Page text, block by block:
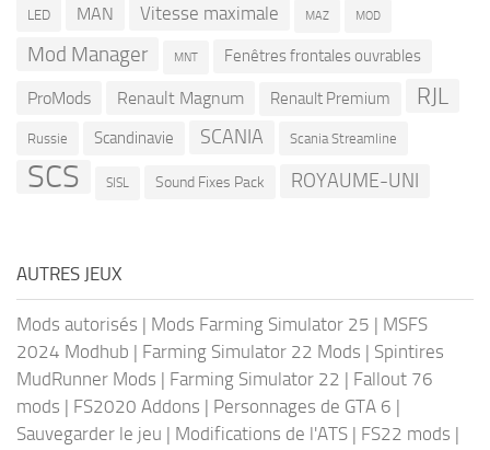
LED MAN Vitesse maximale MAZ MOD
Mod Manager MNT Fenêtres frontales ouvrables
ProMods Renault Magnum Renault Premium RJL
Russie Scandinavie SCANIA Scania Streamline
SCS SISL Sound Fixes Pack ROYAUME-UNI
AUTRES JEUX
Mods autorisés | Mods Farming Simulator 25 | MSFS
2024 Modhub | Farming Simulator 22 Mods | Spintires
MudRunner Mods | Farming Simulator 22 | Fallout 76
mods | FS2020 Addons | Personnages de GTA 6 |
Sauvegarder le jeu | Modifications de l'ATS | FS22 mods |